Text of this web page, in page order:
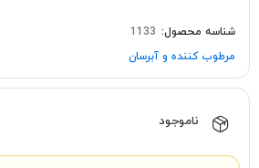
شناسه محصول: 1133
مرطوب کننده و آبرسان
ناموجود